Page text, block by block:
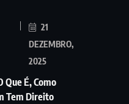
21
DEZEMBRO,
2025
Que É, Como
Tem Direito